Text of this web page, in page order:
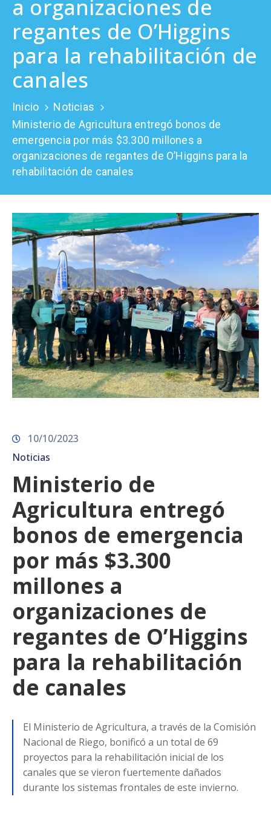
Prensa
a organizaciones de
regantes de O’Higgins
para la rehabilitación de
canales
Inicio
Noticias
Ministerio de Agricultura entregó bonos de
emergencia por más $3.300 millones a
organizaciones de regantes de O’Higgins para la
rehabilitación de canales
10/10/2023
Noticias
Ministerio de
Agricultura entregó
bonos de emergencia
por más $3.300
millones a
organizaciones de
regantes de O’Higgins
para la rehabilitación
de canales
El Ministerio de Agricultura, a través de la Comisión
Nacional de Riego, bonificó a un total de 69
proyectos para la rehabilitación inicial de los
canales que se vieron fuertemente dañados
durante los sistemas frontales de este invierno.